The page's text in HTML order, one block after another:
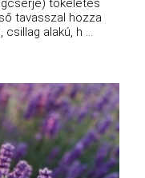
tökéletes
tavasszal hozza
alakú, h ...